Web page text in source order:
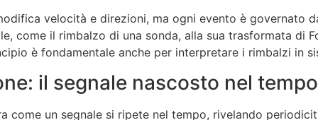
velocità e direzioni, ma ogni evento è governato
come il rimbalzo di una sonda, alla sua trasformata di
è fondamentale anche per interpretare i rimbalzi in
il segnale nascosto nel tempo
come un segnale si ripete nel tempo, rivelando